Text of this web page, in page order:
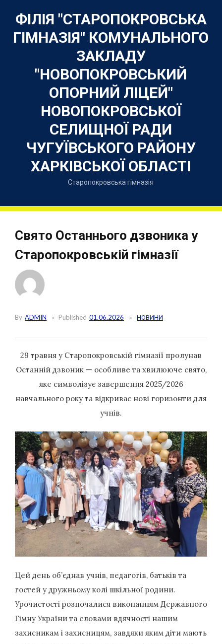
content
ФІЛІЯ "СТАРОПОКРОВСЬКА
ГІМНАЗІЯ" КОМУНАЛЬНОГО
ЗАКЛАДУ
"НОВОПОКРОВСЬКИЙ
ОПОРНИЙ ЛІЦЕЙ"
НОВОПОКРОВСЬКОЇ
СЕЛИЩНОЇ РАДИ
ЧУГУЇВСЬКОГО РАЙОНУ
ХАРКІВСЬКОЇ ОБЛАСТІ
Старопокровська гімназія
Свято Останнього дзвоника у
Старопокровській гімназії
By ADMIN Published 01.06.2026 НОВИНИ
29 травня у Старопокровській гімназії пролунав
Останній дзвоник — особливе та хвилююче свято,
яке символізує завершення 2025/2026
навчального року та відкриває нові горизонти для
учнів.
Цей день об’єднав учнів, педагогів, батьків та
гостей у дружньому колі шкільної родини.
Урочистості розпочалися виконанням Державного
Гімну України та словами вдячності нашим
захисникам і захисницям, завдяки яким діти мають